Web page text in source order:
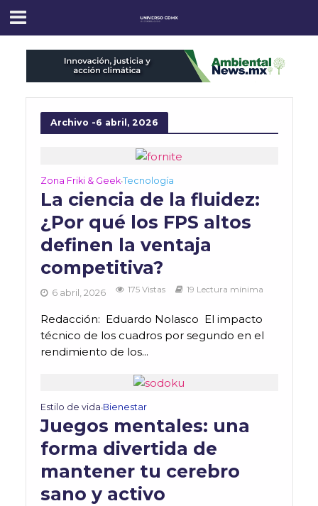
Archivo -6 abril, 2026
Zona Friki & Geek•Tecnología
La ciencia de la fluidez:
¿Por qué los FPS altos
definen la ventaja
competitiva?
6 abril, 2026 175 Vistas 19 Lectura mínima
Redacción: Eduardo Nolasco El impacto
técnico de los cuadros por segundo en el
rendimiento de los...
Estilo de vida•Bienestar
Juegos mentales: una
forma divertida de
mantener tu cerebro
sano y activo